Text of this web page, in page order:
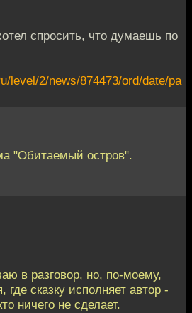
спросить, что думаешь по
level/2/news/874473/ord/date/pa
"Обитаемый остров".
в разговор, но, по-моему,
где сказку исполняет автор -
ничего не сделает.